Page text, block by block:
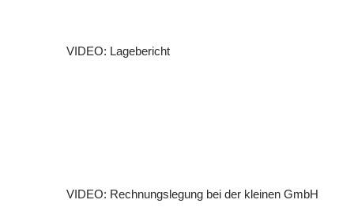
VIDEO: Lagebericht
VIDEO: Rechnungslegung bei der kleinen GmbH